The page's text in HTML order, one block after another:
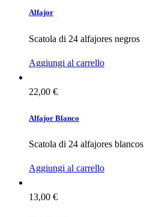
Alfajor
Scatola di 24 alfajores negros
Aggiungi al carrello
22,00 €
Alfajor Blanco
Scatola di 24 alfajores blancos
Aggiungi al carrello
13,00 €